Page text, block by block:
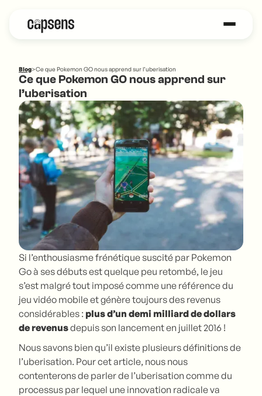
Blog>Ce que Pokemon GO nous apprend sur l’uberisation
Ce que Pokemon GO nous apprend sur
l’uberisation
Si l’enthousiasme frénétique suscité par Pokemon
Go à ses débuts est quelque peu retombé, le jeu
s’est malgré tout imposé comme une référence du
jeu vidéo mobile et génère toujours des revenus
considérables : plus d’un demi milliard de dollars
de revenusdepuis son lancement en juillet 2016 !
Nous savons bien qu’il existe plusieurs définitions de
l’uberisation. Pour cet article, nous nous
contenterons de parler de l’uberisation comme du
processus par lequel une innovation radicale va